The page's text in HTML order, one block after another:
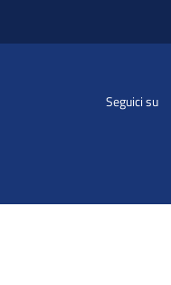
Seguici su